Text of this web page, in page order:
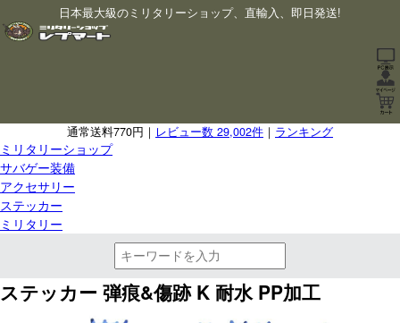
日本最大級のミリタリーショップ、直輸入、即日発送!
通常送料770円｜ レビュー数 29,002件 ｜ ランキング
ミリタリーショップ
サバゲー装備
アクセサリー
ステッカー
ミリタリー
ステッカー 弾痕&傷跡 K 耐水 PP加工